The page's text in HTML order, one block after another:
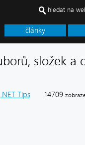
články
hledat na
složek a
.NET Tips 14709